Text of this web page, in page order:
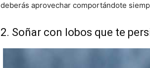
deberás aprovechar comportándote
2. Soñar con lobos que te